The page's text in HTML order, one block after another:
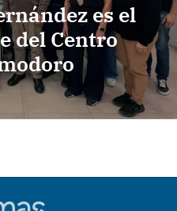
es el
del Centro